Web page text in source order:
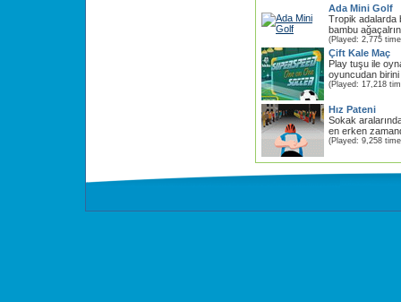
Ada Mini Golf
Tropik adalarda
bambu
(Played: 2,775
Çift Kale Maç
Play tuşu ile
oyuncudan
(Played: 17,218
Hız Pateni
Sokak
en erken
(Played: 9,258